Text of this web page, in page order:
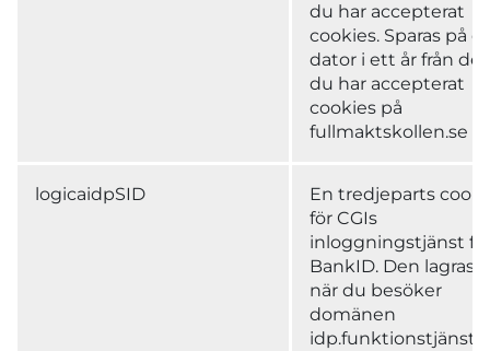
du har accepterat
cookies. Sparas på
dator i ett år från
du har accepterat
cookies på
fullmaktskollen.se
logicaidpSID
En tredjeparts
för CGIs
inloggningstjänst
BankID. Den lagras
när du besöker
domänen